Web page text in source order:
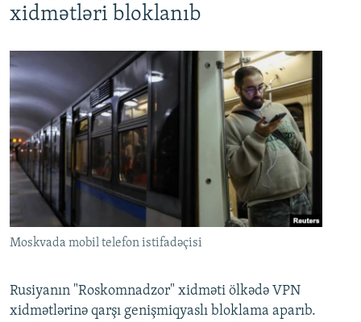
xidmətləri bloklanıb
Moskvada mobil telefon istifadəçisi
Rusiyanın "Roskomnadzor" xidməti ölkədə VPN
xidmətlərinə qarşı genişmiqyaslı bloklama aparıb.